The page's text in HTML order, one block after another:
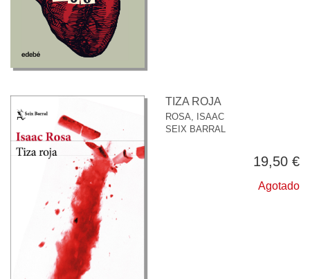
TIZA ROJA
ROSA, ISAAC
SEIX BARRAL
19,50 €
Agotado